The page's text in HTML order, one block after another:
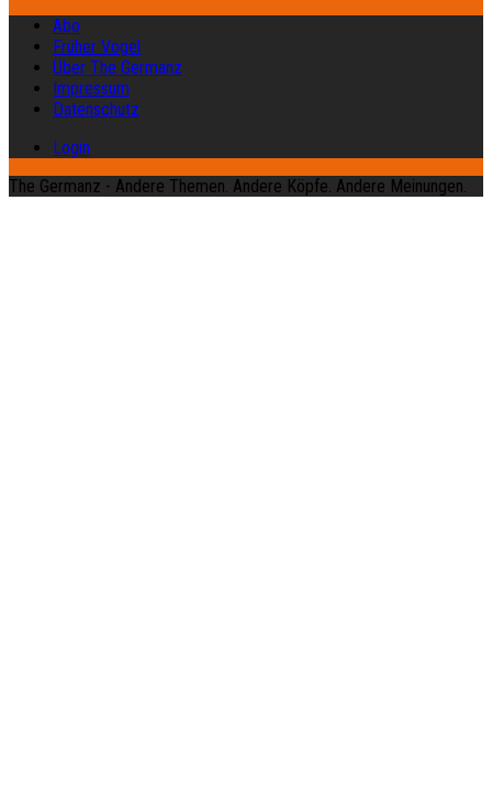
Abo
Früher Vogel
Über The Germanz
Impressum
Datenschutz
Login
The Germanz - Andere Themen. Andere Köpfe. Andere Meinungen.